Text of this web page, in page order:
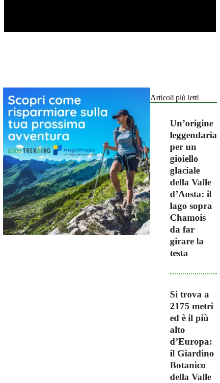
Articoli più letti
Un’origine
leggendaria
per un
gioiello
glaciale
della Valle
d’Aosta: il
lago sopra
Chamois
da far
girare la
testa
Si trova a
2175 metri
ed è il più
alto
d’Europa:
il Giardino
Botanico
della Valle